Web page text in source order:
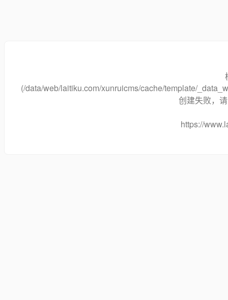
(/data/web/laitiku.com/xunruicms/cache/template/
创建失败，
https://